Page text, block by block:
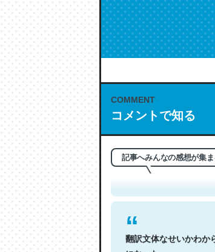
COMMENT
コメントで知る
記事へみんなの感想が集ま
これは名文。彼はとて
もお勧め。自分はこ
─今のこの状況が信じられ
翻訳文体なせいかわか
になった